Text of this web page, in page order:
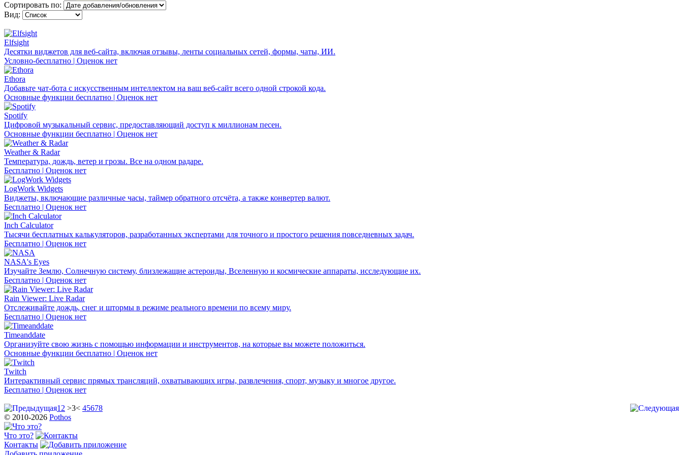
Сортировать по:
Вид:
Elfsight
Десятки виджетов для веб-сайта, включая отзывы, ленты социальных сетей, формы, чаты, ИИ.
Условно-бесплатно | Оценок нет
Ethora
Добавьте чат-бота с искусственным интеллектом на ваш веб-сайт всего одной строкой кода.
Основные функции бесплатно | Оценок нет
Spotify
Цифровой музыкальный сервис, предоставляющий доступ к миллионам песен.
Основные функции бесплатно | Оценок нет
Weather & Radar
Температура, дождь, ветер и грозы. Все на одном радаре.
Бесплатно | Оценок нет
LogWork Widgets
Виджеты, включающие различные часы, таймер обратного отсчёта, а также конвертер валют.
Бесплатно | Оценок нет
Inch Calculator
Тысячи бесплатных калькуляторов, разработанных экспертами для точного и простого решения повседневных задач.
Бесплатно | Оценок нет
NASA's Eyes
Изучайте Землю, Солнечную систему, близлежащие астероиды, Вселенную и космические аппараты, исследующие их.
Бесплатно | Оценок нет
Rain Viewer: Live Radar
Отслеживайте дождь, снег и штормы в режиме реального времени по всему миру.
Бесплатно | Оценок нет
Timeanddate
Организуйте свою жизнь с помощью информации и инструментов, на которые вы можете положиться.
Основные функции бесплатно | Оценок нет
Twitch
Интерактивный сервис прямых трансляций, охватывающих игры, развлечения, спорт, музыку и многое другое.
Бесплатно | Оценок нет
1 2 >3< 45678
© 2010-2026 Pothos
Что это?
Контакты